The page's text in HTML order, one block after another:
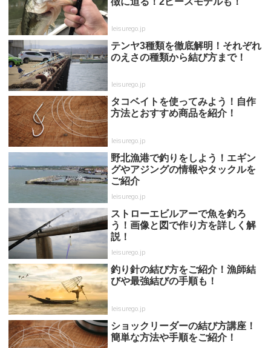
leisurego.jp
テンヤ3種類を徹底解明！それぞれ
のえさの種類から結び方まで！
leisurego.jp
タコベイトを使ってみよう！自作
方法とおすすめ商品を紹介！
leisurego.jp
野北漁港で釣りをしよう！エギン
グやアジングの情報やタックルを
ご紹介
leisurego.jp
ストローエビルアーで魚を釣ろ
う！画像と図で作り方を詳しく解
説！
leisurego.jp
釣り針の結び方をご紹介！漁師結
びや最強結びの手順も！
leisurego.jp
ショックリーダーの結び方講座！
簡単な方法や手順をご紹介！